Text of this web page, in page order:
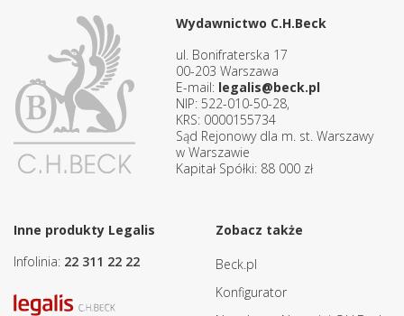
Wydawnictwo C.H.Beck
ul. Bonifraterska 17
00-203 Warszawa
E-mail: legalis@beck.pl
NIP: 522-010-50-28,
KRS: 0000155734
Sąd Rejonowy dla m. st. Warszawy
w Warszawie
Kapitał Spółki: 88 000 zł
Inne produkty Legalis
Infolinia: 22 311 22 22
Zobacz także
Beck.pl
Konfigurator